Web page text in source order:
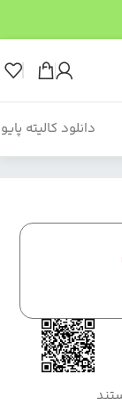
دانلود کالیته